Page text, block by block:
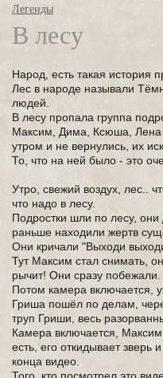
Легенды
В лесу
Народ, есть такая история
Лес в народе называли
людей.
В лесу пропала группа
Максим, Дима, Ксюша, Лена
утром и не вернулись, их
То, что на ней было - это
Утро, свежий воздух, лес..
что надо в лесу.
Подростки шли по лесу,
раньше находили жертв
Они кричали "Выходи
Тут Максим стал снимать,
рычит! Они сразу побежали.
Потом камера включается,
Гриша пошёл по делам,
труп Гриши, весь
Камера включается, Максим
есть, его откидывает зверь
конца видео.